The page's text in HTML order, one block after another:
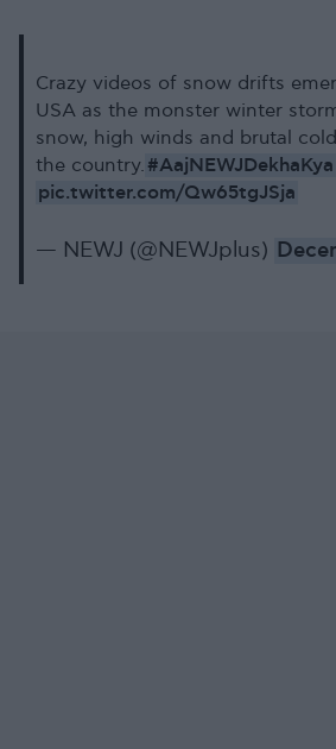
Crazy videos of snow drifts
USA as the monster winter
snow, high winds and brutal
the country. #AajNEWJDekhaKya
pic.twitter.com/Qw65tgJSja
— NEWJ (@NEWJplus)